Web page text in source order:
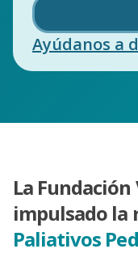
Ayúdanos a
La
impulsado la
Paliativos